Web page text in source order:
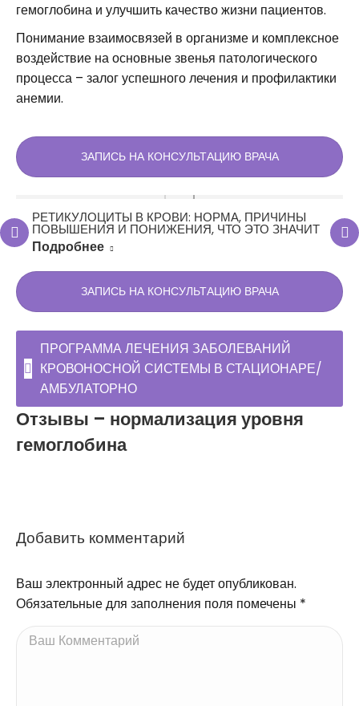
гемоглобина и улучшить качество жизни пациентов.
Понимание взаимосвязей в организме и комплексное
воздействие на основные звенья патологического
процесса – залог успешного лечения и профилактики
анемии.
ЗАПИСЬ НА КОНСУЛЬТАЦИЮ ВРАЧА
РЕТИКУЛОЦИТЫ В КРОВИ: НОРМА, ПРИЧИНЫ
ПОВЫШЕНИЯ И ПОНИЖЕНИЯ, ЧТО ЭТО ЗНАЧИТ
Подробнее
ЗАПИСЬ НА КОНСУЛЬТАЦИЮ ВРАЧА
ПРОГРАММА ЛЕЧЕНИЯ ЗАБОЛЕВАНИЙ
КРОВОНОСНОЙ СИСТЕМЫ В СТАЦИОНАРЕ/
АМБУЛАТОРНО
Отзывы – нормализация уровня
гемоглобина
Добавить комментарий
Ваш электронный адрес не будет опубликован.
Обязательные для заполнения поля помечены *
Ваш Комментарий